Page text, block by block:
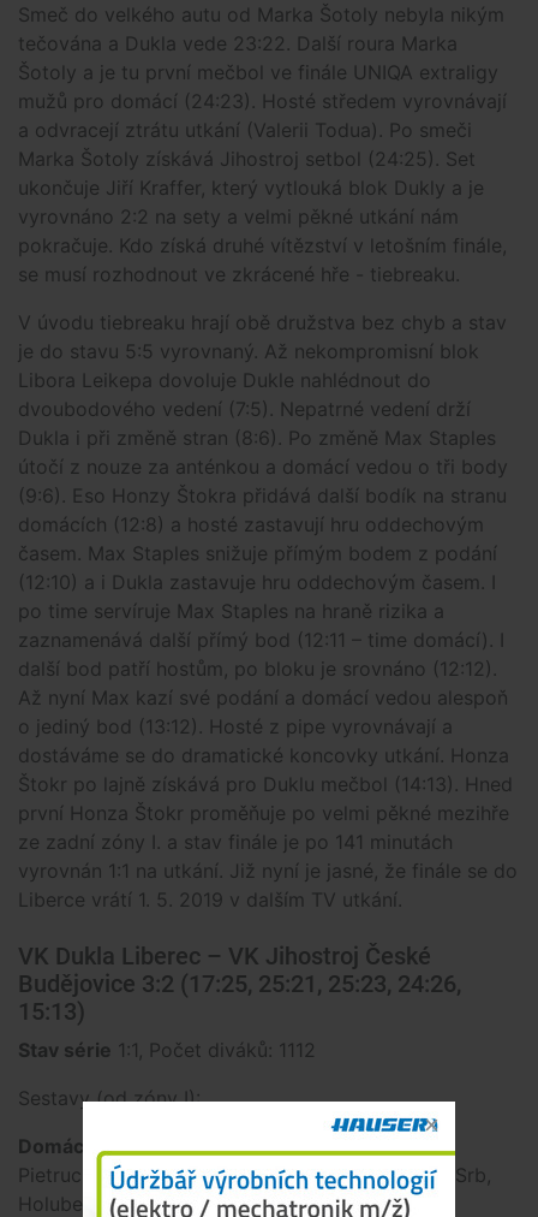
Smeč do velkého autu od Marka Šotoly nebyla nikým
tečována a Dukla vede 23:22. Další roura Marka
Šotoly a je tu první mečbol ve finále UNIQA extraligy
mužů pro domácí (24:23). Hosté středem vyrovnávají
a odvracejí ztrátu utkání (Valerii Todua). Po smeči
Marka Šotoly získává Jihostroj setbol (24:25). Set
ukončuje Jiří Kraffer, který vytlouká blok Dukly a je
vyrovnáno 2:2 na sety a velmi pěkné utkání nám
pokračuje. Kdo získá druhé vítězství v letošním finále,
se musí rozhodnout ve zkrácené hře - tiebreaku.
V úvodu tiebreaku hrají obě družstva bez chyb a stav
je do stavu 5:5 vyrovnaný. Až nekompromisní blok
Libora Leikepa dovoluje Dukle nahlédnout do
dvoubodového vedení (7:5). Nepatrné vedení drží
Dukla i při změně stran (8:6). Po změně Max Staples
útočí z nouze za anténkou a domácí vedou o tři body
(9:6). Eso Honzy Štokra přidává další bodík na stranu
domácích (12:8) a hosté zastavují hru oddechovým
časem. Max Staples snižuje přímým bodem z podání
(12:10) a i Dukla zastavuje hru oddechovým časem. I
po time servíruje Max Staples na hraně rizika a
zaznamenává další přímý bod (12:11 – time domácí). I
další bod patří hostům, po bloku je srovnáno (12:12).
Až nyní Max kazí své podání a domácí vedou alespoň
o jediný bod (13:12). Hosté z pipe vyrovnávají a
dostáváme se do dramatické koncovky utkání. Honza
Štokr po lajně získává pro Duklu mečbol (14:13). Hned
první Honza Štokr proměňuje po velmi pěkné mezihře
ze zadní zóny I. a stav finále je po 141 minutách
vyrovnán 1:1 na utkání. Již nyní je jasné, že finále se do
Liberce vrátí 1. 5. 2019 v dalším TV utkání.
VK Dukla Liberec – VK Jihostroj České
Budějovice 3:2 (17:25, 25:21, 25:23, 24:26,
15:13)
Stav série 1:1, Počet diváků: 1112
Sestavy (od zóny I):
Domácí:
Leikep, Štokr, Grut, Veselý, Biernat,
Pietruczuk, libera Kopáček, Kunc. Střídali: Indra, Srb,
Holubec, Správka